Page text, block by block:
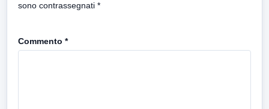
sono contrassegnati *
Commento *